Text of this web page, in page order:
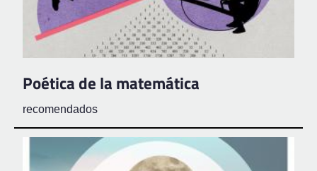
Poética de la matemática
recomendados